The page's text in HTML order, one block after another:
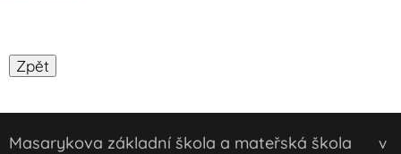
Masarykova základní škola a mateřská škola v